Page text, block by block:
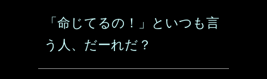
「命じてるの！」といつも言
う人、だーれだ？